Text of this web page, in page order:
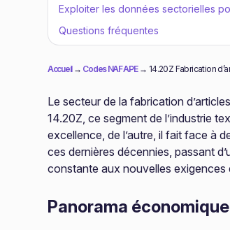
Exploiter les données sectorielles
Questions fréquentes
Accueil→ Codes NAF APE→ 14.20Z Fabrication
Le secteur de la fabrication
14.20Z, ce segment de l’industrie
excellence, de l’autre, il fait face à
ces dernières décennies, passant
constante aux nouvelles exigences
Panorama